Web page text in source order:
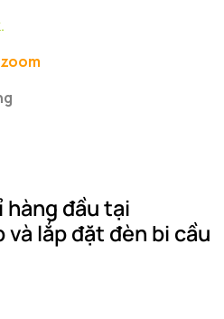
hàng đầu tại
và lắp đặt đèn bi cầu